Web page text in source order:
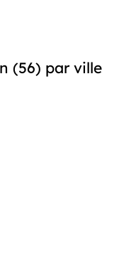
(56) par ville